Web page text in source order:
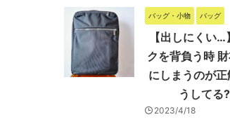
バッグ・小物 バッグ
【出しにくい…
クを背負う時
にしまうのが
うしてる?
2023/4/18